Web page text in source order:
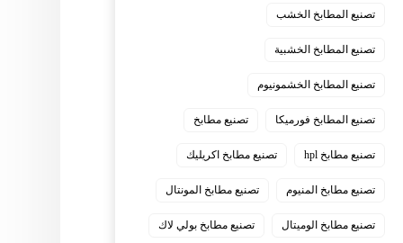
تصنيع المطابخ الخشب
تصنيع المطابخ الخشبية
تصنيع المطابخ الخشمونيوم
تصنيع المطابخ فورميكا تصنيع مطابخ
تصنيع مطابخ hpl تصنيع مطابخ اكريليك
تصنيع مطابخ المنيوم تصنيع مطابخ المونتال
تصنيع مطابخ الوميتال تصنيع مطابخ بولي لاك